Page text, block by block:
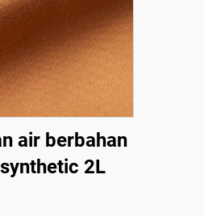
air berbahan
2L